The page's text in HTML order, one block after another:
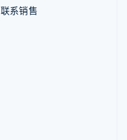
联系销售